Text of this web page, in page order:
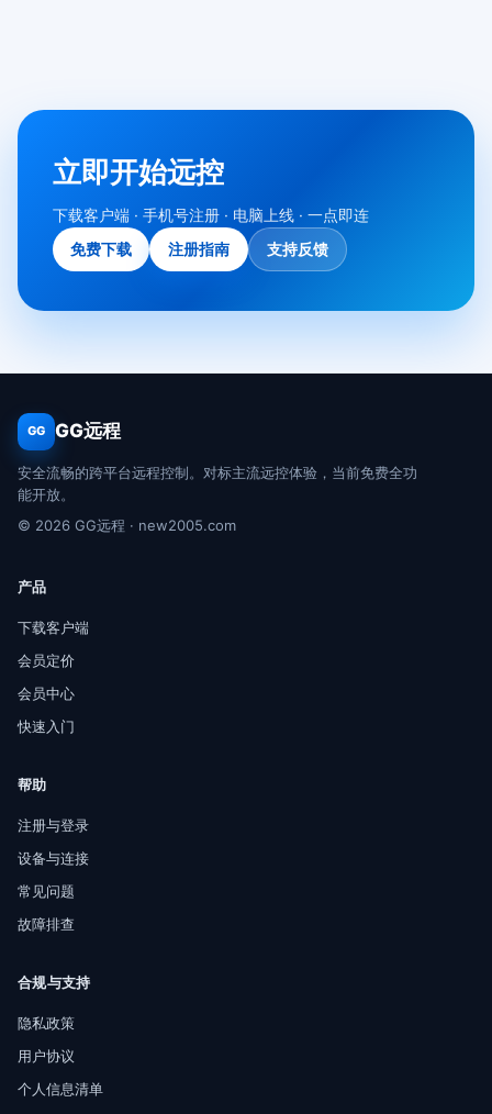
立即开始远控
下载客户端 · 手机号注册 · 电脑上线 · 一点即连
免费下载
注册指南 支持反馈
GG GG远程
安全流畅的跨平台远程控制。对标主流远控体验，当前免费全功
能开放。
© 2026 GG远程 · new2005.com
产品
下载客户端
会员定价
会员中心
快速入门
帮助
注册与登录
设备与连接
常见问题
故障排查
合规与支持
隐私政策
用户协议
个人信息清单